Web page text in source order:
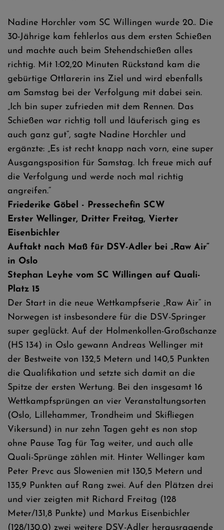
Nadine Horchler vom SC Willingen wurde 20.. Die
30-Jährige kam fehlerlos aus dem ersten Schießen
und machte auch beim Stehendschießen alles
richtig. Mit 1:02,20 Minuten Rückstand kam die
gebürtige Ottlarerin ins Ziel und wird ebenfalls
am Samstag bei der Verfolgung mit dabei sein.
„Ich bin super zufrieden mit dem Rennen. Das
Schießen war richtig toll und läuferisch ging es
auch ganz gut“, sagte Nadine Horchler und
ergänzte: „Es ist recht knapp nach vorn, eine super
Ausgangsposition für Samstag. Ich freue mich auf
die Verfolgung und werde noch mal richtig
angreifen.“
Friederike Göbel - Pressechefin SCW
Erster Wellinger, Dritter Freitag, Vierter
Eisenbichler
Auftakt nach Maß für DSV-Adler bei „Raw Air“
in Oslo
Stephan Leyhe vom SC Willingen auf Quali-
Platz 15
Der Start in die neue Wettkampfserie „Raw Air“ in
Norwegen ist insbesondere für die DSV-Springer
super geglückt. Auf der Holmenkollen-Großschanze
(HS 134) in Oslo gewann Andreas Wellinger mit
der Bestweite von 132,5 Metern und 140,5 Punkten
die Qualifikation und setzte sich damit an die
Spitze der ersten Wertung. Bei den insgesamt 16
Wettkampfsprüngen an vier Veranstaltungsorten
(Oslo, Lillehammer, Trondheim und Skifliegen
Vikersund) in nur zehn Tagen geht es non stop
ohne Pause Tag für Tag weiter, und auch alle
Quali-Sprünge zählen mit. Hinter Wellinger kam
Peter Prevc aus Slowenien mit 130,5 Metern und
135,9 Punkten auf Rang zwei. Auf den Plätzen drei
und vier zeigten mit Richard Freitag (128
Meter/131,8 Punkte) und Markus Eisenbichler
(128/130,0) zwei weitere DSV-Adler herausragende